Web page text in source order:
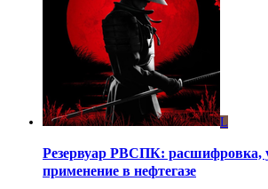
L
Резервуар РВСПК: расшифровка,
применение в нефтегазе